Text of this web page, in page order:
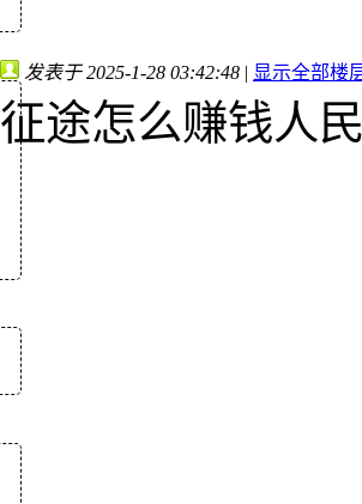
发表于 2025-1-28 03:42:48 | 显示全部楼
征途怎么赚钱人